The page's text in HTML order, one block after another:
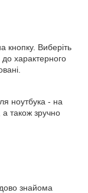
кнопку. Виберіть
до характерного
ноутбука - на
також зручно
знайома